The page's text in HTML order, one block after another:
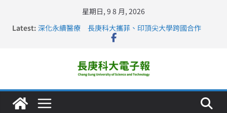
星期日, 9 8 月, 2026
Latest: 深化永續醫療 長庚科大攜菲、印頂尖大學跨國合作
長庚科大訪凱瑟醫療集團、美容學校收穫豐
仁德醫專與長庚科大締結策略聯盟 培育護理尖兵
長庚科大連四年穩居《遠見》醫學大學第5名 辦學實力再